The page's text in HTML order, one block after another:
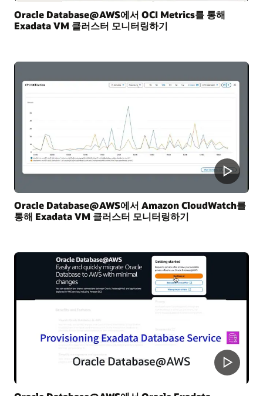
Oracle Database@AWS에서 OCI Metrics를 통해
Exadata VM 클러스터 모니터링하기
Oracle Database@AWS에서 Amazon CloudWatch를
통해 Exadata VM 클러스터 모니터링하기